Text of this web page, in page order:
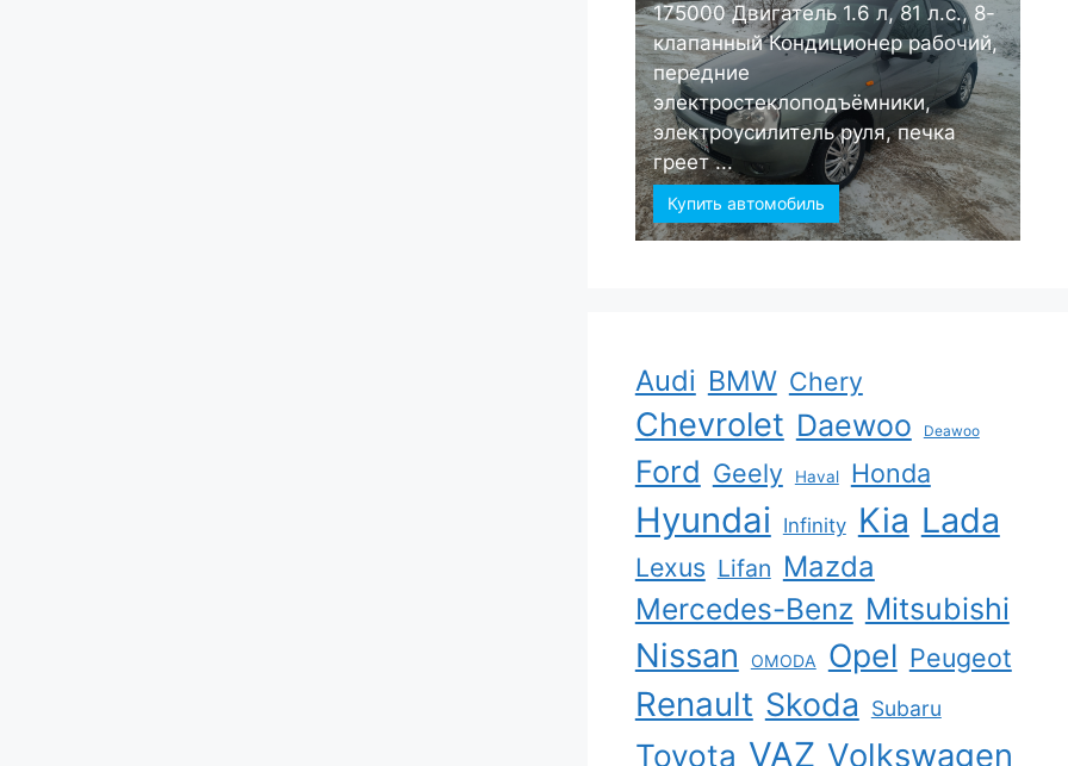
175000 Двигатель 1.6 л, 81 л.с., 8-
клапанный Кондиционер рабочий,
передние
электростеклоподъёмники,
электроусилитель руля, печка
греет ...
Купить автомобиль
Audi BMW Chery
Chevrolet Daewoo Deawoo
Ford Geely Haval Honda
Hyundai Infinity Kia Lada
Lexus Lifan Mazda
Mercedes-Benz Mitsubishi
Nissan OMODA Opel Peugeot
Renault Skoda Subaru
Toyota VAZ Volkswagen